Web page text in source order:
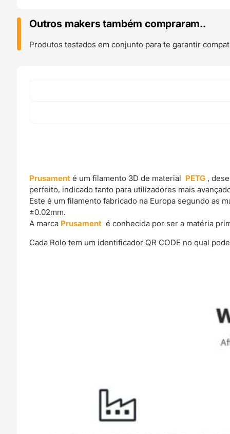
Carmine
Red
Transparent
Outros makers também compraram..
Produtos testados em conjunto para te garantir
Prusament é um filamento 3D de material PETG ,
perfeito, indicado tanto para utilizadores mais
Este é um filamento fabricado na Europa segundo as
±0.02mm.
A marca Prusament é conhecida por ser a matéria
Cada Rolo tem um identificador QR CODE no qual